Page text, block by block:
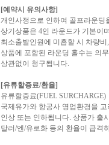
[예약시 유의사항]
개인사정으로 인하여 골프라운딩
상기상품은 4인 라운드가 기본이
최소출발인원에 미흡할 시 차량
상품에 포함된 라운딩 홀수는 의
상관없이 청구됩니다.
[유류할증료/환율]
유류할증료(FUEL SURCHARGE)
국제유가와 항공사 영업환경을
인상 또는 인하됩니다. 상품가 출
달러/엔/유로화 등의 환율이 급격